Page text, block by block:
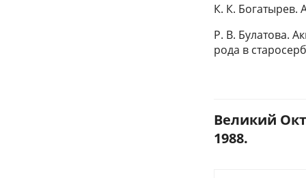
К. К. Богатырев.
Р. В. Булатова.
рода в
Великий
1988.